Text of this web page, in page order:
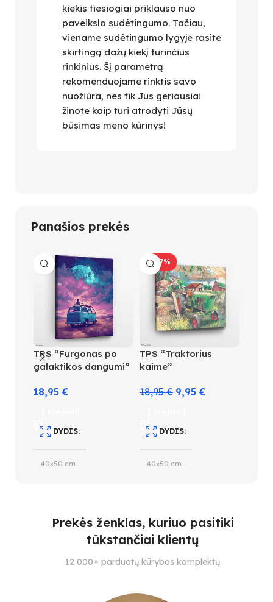
kiekis tiesiogiai priklauso nuo
paveikslo sudėtingumo. Tačiau,
viename sudėtingumo lygyje rasite
skirtingą dažų kiekį turinčius
rinkinius. Šį parametrą
rekomenduojame rinktis savo
nuožiūra, nes tik Jus geriausiai
žinote kaip turi atrodyti Jūsų
būsimas meno kūrinys!
Panašios prekės
TPS “Furgonas po
galaktikos dangumi”
18,95€
DYDIS
40×50 cm
SUDĖTINGUMO LYGIS
-47%
TPS “Traktorius
kaime”
18,95€ 9,95€
DYDIS
40×50 cm
4
SPALVŲ KIEKIS
28
Prekės ženklas, kuriuo pasitiki
tūkstančiai klientų
12 000+ parduotų kūrybos komplektų